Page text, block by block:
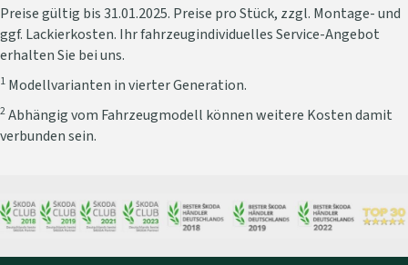
Preise gültig bis 31.01.2025. Preise pro Stück, zzgl. Montage- und
ggf. Lackierkosten. Ihr fahrzeugindividuelles Service-Angebot
erhalten Sie bei uns.
1 Modellvarianten in vierter Generation.
2Abhängig vom Fahrzeugmodell können weitere Kosten damit
verbunden sein.